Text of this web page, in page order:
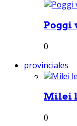
Poggi
0
provinciales
Milei
0